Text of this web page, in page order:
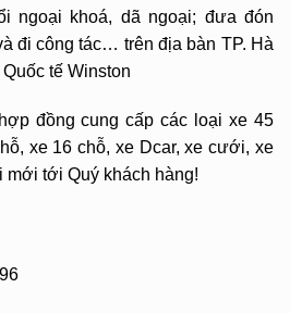
ngoại khoá, dã ngoại; đưa đón
đi công tác… trên địa bàn TP. Hà
tế Winston
đồng cung cấp các loại xe 45
xe 16 chỗ, xe Dcar, xe cưới, xe
mới tới Quý khách hàng!